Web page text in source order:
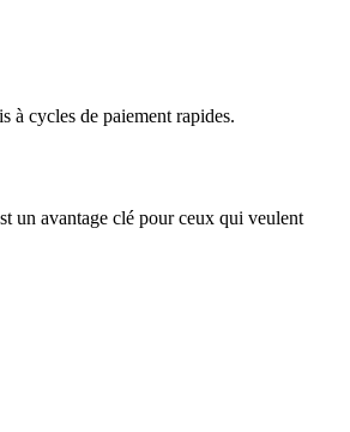
à cycles de paiement rapides.
un avantage clé pour ceux qui veulent